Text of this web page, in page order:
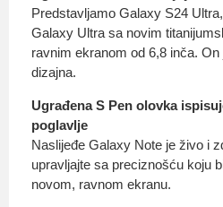
Predstavljamo Galaxy S24
Galaxy Ultra sa novim
ravnim ekranom od 6,8 inča.
dizajna.
Ugrađena S Pen olovka
poglavlje
Naslijeđe Galaxy Note je živo i
upravljajte sa preciznošću koju
novom, ravnom ekranu.